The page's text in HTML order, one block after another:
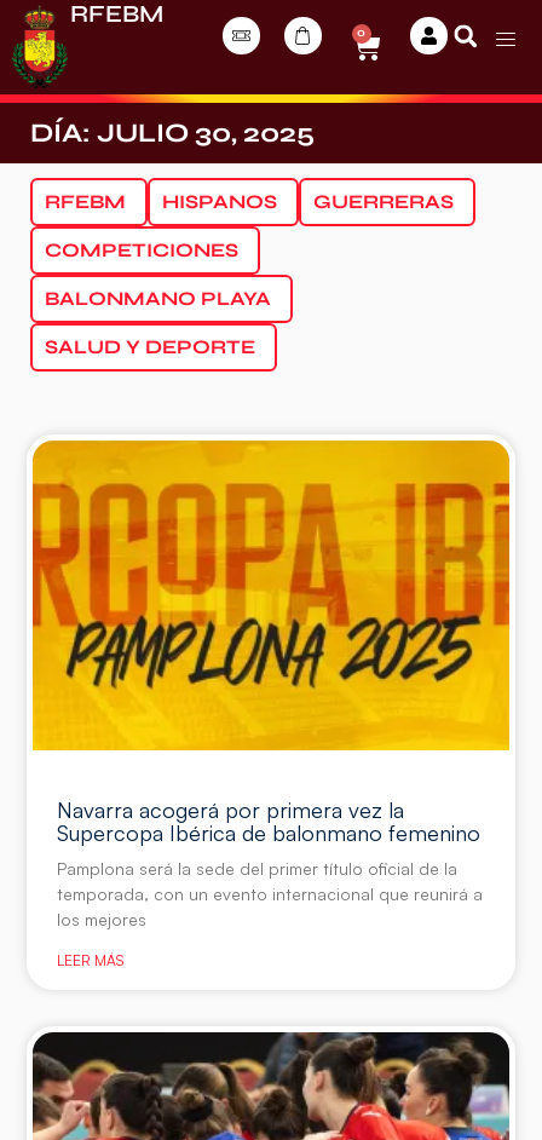
RFEBM
0
DÍA: JULIO 30, 2025
RFEBM HISPANOS GUERRERAS
COMPETICIONES
BALONMANO PLAYA
SALUD Y DEPORTE
Navarra acogerá por primera vez la
Supercopa Ibérica de balonmano femenino
Pamplona será la sede del primer título oficial de la
temporada, con un evento internacional que reunirá a
los mejores
LEER MÁS